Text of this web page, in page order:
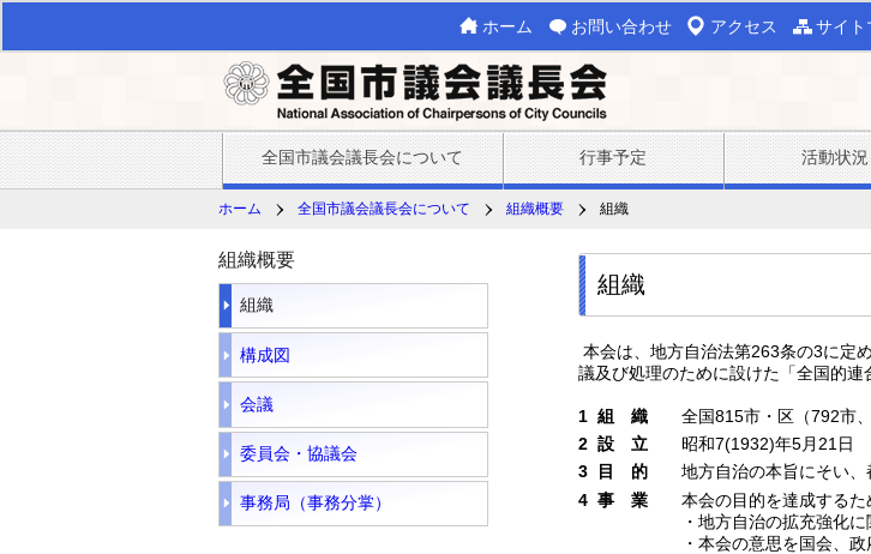
ホーム お問い合わせ アクセス サイト
全国市議会議長会について 行事予定 活動状況
ホーム 全国市議会議長会について 組織概要 組織
組織概要
組織
構成図
会議
委員会・協議会
事務局（事務分掌）
組織
本会は、地方自治法第263条の3に定
議及び処理のために設けた「全国的連
1 組 織
全国815市・区（792市
2 設 立
昭和7(1932)年5月21日
3 目 的
地方自治の本旨にそい、
4 事 業
本会の目的を達成するた
・地方自治の拡充強化
・本会の意思を国会、